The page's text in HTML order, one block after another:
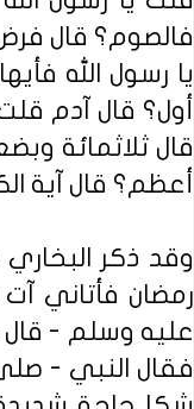
فالصوم؟ قال
يا رسول الله
أول؟ قال آدم
قال ثلاثمائة
أعظم؟ قال آية
وقد ذكر
رمضان فأتاني
عليه وسلم -
فقال النبي - صلى